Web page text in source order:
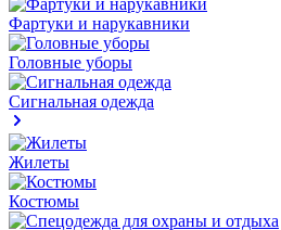
Фартуки и нарукавники
Головные уборы
Сигнальная одежда
Жилеты
Костюмы